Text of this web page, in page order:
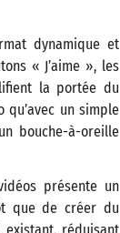
dynamique et
« J’aime », les
la portée du
un simple
bouche-à-oreille
présente un
que de créer du